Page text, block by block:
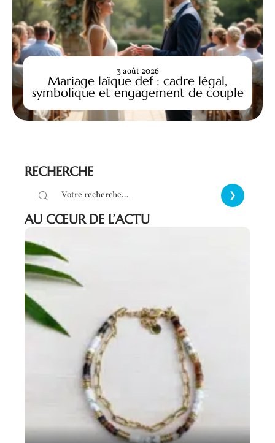
Mariage laïque def : cadre légal,
symbolique et engagement de couple
3 août 2026
RECHERCHE
AU CŒUR DE L’ACTU